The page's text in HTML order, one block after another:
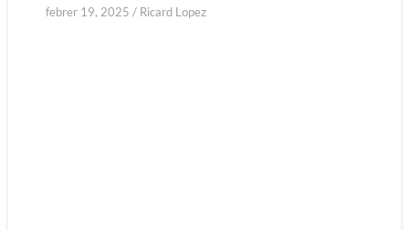
febrer 19, 2025 / Ricard Lopez